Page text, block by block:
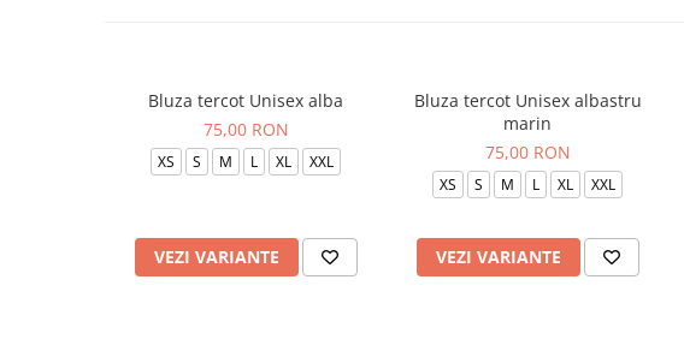
Bluza tercot Unisex alba
75,00 RON
XS S M L XL XXL
VEZI VARIANTE
Bluza tercot Unisex albastru
marin
75,00 RON
XS S M L XL XXL
VEZI VARIANTE